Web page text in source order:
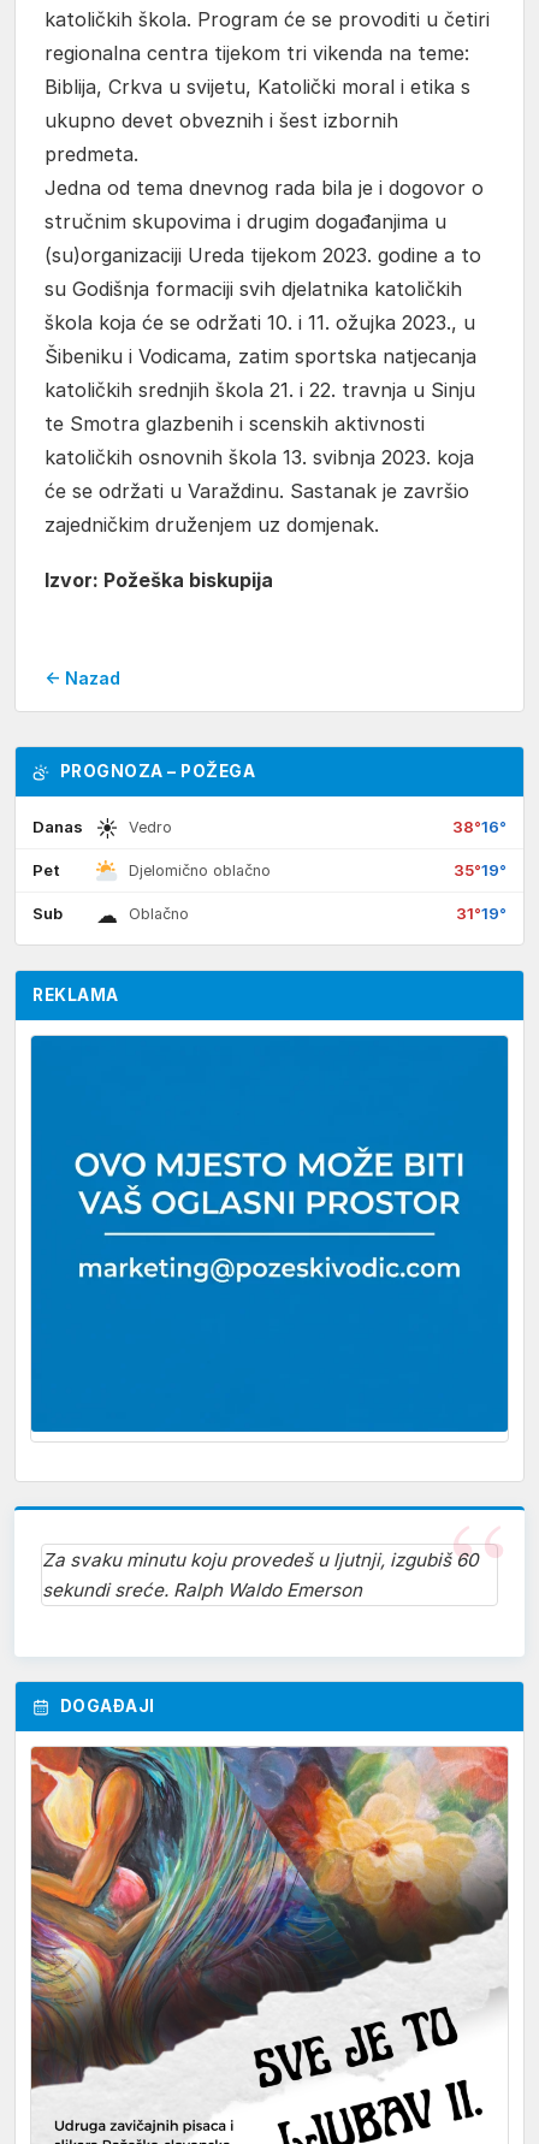
katoličkih škola. Program će se provoditi u četiri
regionalna centra tijekom tri vikenda na teme:
Biblija, Crkva u svijetu, Katolički moral i etika s
ukupno devet obveznih i šest izbornih
predmeta.
Jedna od tema dnevnog rada bila je i dogovor o
stručnim skupovima i drugim događanjima u
(su)organizaciji Ureda tijekom 2023. godine a to
su Godišnja formaciji svih djelatnika katoličkih
škola koja će se održati 10. i 11. ožujka 2023., u
Šibeniku i Vodicama, zatim sportska natjecanja
katoličkih srednjih škola 21. i 22. travnja u Sinju
te Smotra glazbenih i scenskih aktivnosti
katoličkih osnovnih škola 13. svibnja 2023. koja
će se održati u Varaždinu. Sastanak je završio
zajedničkim druženjem uz domjenak.
Izvor: Požeška biskupija
← Nazad
PROGNOZA – POŽEGA
Danas ☀ Vedro 38°16°
Pet Djelomično oblačno 35°19°
Sub ☁ Oblačno 31°19°
REKLAMA
Za svaku minutu koju provedeš u ljutnji, izgubiš 60
sekundi sreće. Ralph Waldo Emerson
DOGAĐAJI